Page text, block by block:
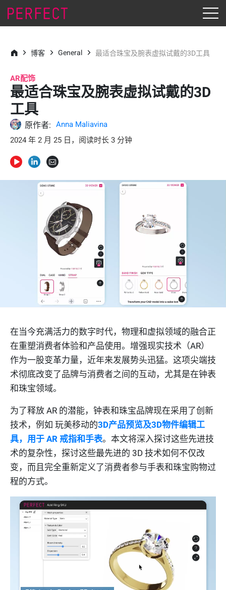
博客 General 最适合珠宝及腕表虚拟试戴的3D工具
AR配饰
最适合珠宝及腕表虚拟试戴的3D
工具
原作者:
Anna Maliavina
2024 年 2 月 25 日，阅读时长 3 分钟
在当今充满活力的数字时代，物理和虚拟领域的融合正
在重塑消费者体验和产品使用。增强现实技术（AR）
作为一股变革力量，近年来发展势头迅猛。这项尖端技
术彻底改变了品牌与消费者之间的互动，尤其是在钟表
和珠宝领域。
为了释放 AR 的潜能，钟表和珠宝品牌现在采用了创新
技术，例如 玩美移动的3D产品预览及3D物件编辑工
具，用于 AR 戒指和手表。本文将深入探讨这些先进技
术的复杂性，探讨这些最先进的 3D 技术如何不仅改
变，而且完全重新定义了消费者参与手表和珠宝购物过
程的方式。